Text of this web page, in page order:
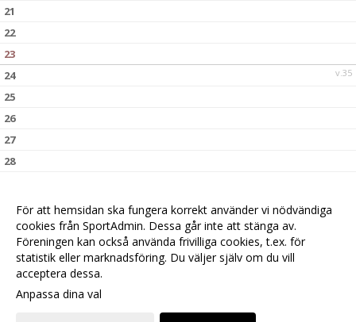
21
22
23
v.35
24
25
26
27
28
För att hemsidan ska fungera korrekt använder vi nödvändiga
cookies från SportAdmin. Dessa går inte att stänga av.
Föreningen kan också använda frivilliga cookies, t.ex. för
statistik eller marknadsföring. Du väljer själv om du vill
acceptera dessa.
Anpassa dina val